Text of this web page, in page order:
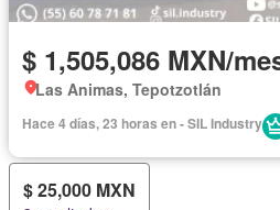
$ 1,505,086 MXN/
Las Animas, Tepotzotlán
Hace 4 días, 23 horas en - SIL Industry
$ 25,000 MXN